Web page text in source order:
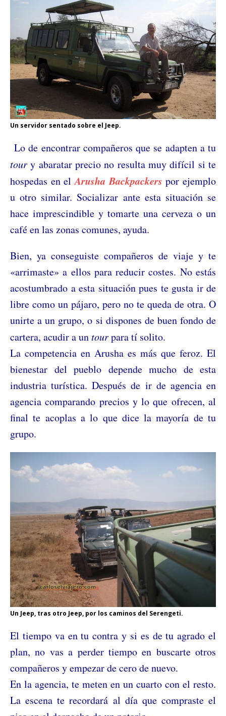
Un servidor sentado sobre el Jeep.
Lo de encontrar compañeros que se adapten a tu
tour y abaratar precio no resulta muy difícil si te
hospedas en elArusha Backpackers por ejemplo
u otro similar. Socializar ante esta situación se
hace imprescindible y tomarte una cerveza o un
café en las zonas comunes, ayuda.
Bien, ya conseguiste compañeros de viaje y te
«arrimaste» a ellos para reducir costes. No estás
acostumbrado a esta situación pues te gusta ir de
libre como un pájaro, pero no te queda de otra. O
unirte a un grupo, o si dispones de buen fondo de
cartera, acudir a untourpara tí solito.
La competencia en Arusha es más que feroz. El
bienestar del pueblo depende mucho de esta
industria turística. Después de ir de agencia en
agencia comparando precios y lo que ofrecen, al
final te acoplas a lo que dice la mayoría de tu
grupo.
Un Jeep, tras otro Jeep, por los caminos del Serengeti.
El tiempo va en tu contra y si es de tu agrado el
plan, no vas a perder tiempo en buscarte otros
compañeros y empezar de cero de nuevo.
En la agencia, te meten en un cuarto con el resto.
La escena te recordará al día que compraste el